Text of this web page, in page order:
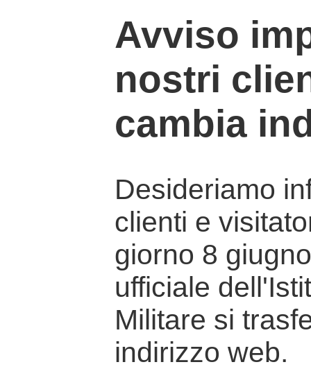
Avviso
nostri
cambia
Desideriamo
clienti e
giorno 8
ufficiale
Militare si
indirizzo web.